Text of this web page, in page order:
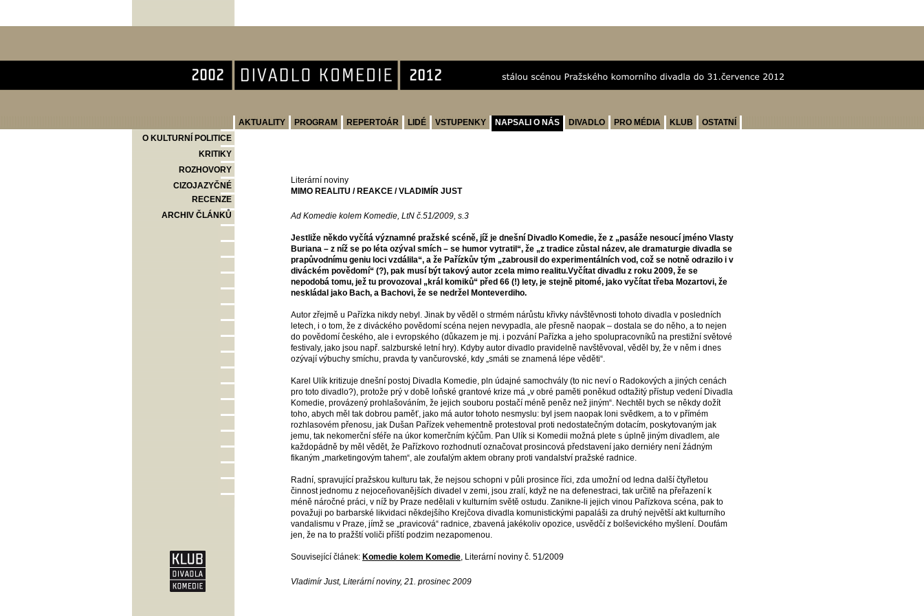
AKTUALITY PROGRAM REPERTOÁR LIDÉ VSTUPENKY NAPSALI O NÁS DIVADLO PRO MÉDIA KLUB
OSTATNÍ
O KULTURNÍ POLITICE
KRITIKY
ROZHOVORY
CIZOJAZYČNÉ
RECENZE
ARCHIV ČLÁNKŮ
Literární noviny
MIMO REALITU / REAKCE / VLADIMÍR JUST
Ad Komedie kolem Komedie, LtN č.51/2009, s.3
Jestliže někdo vyčítá významné pražské scéně, jíž je dnešní Divadlo Komedie, že z „pasáže nesoucí jméno Vlasty
Buriana – z níž se po léta ozýval smích – se humor vytratil“, že „z tradice zůstal název, ale dramaturgie divadla se
prapůvodnímu geniu loci vzdálila“, a že Pařízkův tým „zabrousil do experimentálních vod, což se notně odrazilo i v
diváckém povědomí“ (?), pak musí být takový autor zcela mimo realitu.Vyčítat divadlu z roku 2009, že se
nepodobá tomu, jež tu provozoval „král komiků“ před 66 (!) lety, je stejně pitomé, jako vyčítat třeba Mozartovi, že
neskládal jako Bach, a Bachovi, že se nedržel Monteverdiho.
Autor zřejmě u Pařízka nikdy nebyl. Jinak by věděl o strmém nárůstu křivky návštěvnosti tohoto divadla v posledních
letech, i o tom, že z diváckého povědomí scéna nejen nevypadla, ale přesně naopak – dostala se do něho, a to nejen
do povědomí českého, ale i evropského (důkazem je mj. i pozvání Pařízka a jeho spolupracovníků na prestižní světové
festivaly, jako jsou např. salzburské letní hry). Kdyby autor divadlo pravidelně navštěvoval, věděl by, že v něm i dnes
ozývají výbuchy smíchu, pravda ty vančurovské, kdy „smáti se znamená lépe věděti“.
Karel Ulík kritizuje dnešní postoj Divadla Komedie, pln údajné samochvály (to nic neví o Radokových a jiných cenách
pro toto divadlo?), protože prý v době loňské grantové krize má „v obré paměti poněkud odtažitý přístup vedení Divadla
Komedie, provázený prohlašováním, že jejich souboru postačí méně peněz než jiným“. Nechtěl bych se někdy dožít
toho, abych měl tak dobrou paměť, jako má autor tohoto nesmyslu: byl jsem naopak loni svědkem, a to v přímém
rozhlasovém přenosu, jak Dušan Pařízek vehementně protestoval proti nedostatečným dotacím, poskytovaným jak
jemu, tak nekomerční sféře na úkor komerčním kýčům. Pan Ulík si Komedii možná plete s úplně jiným divadlem, ale
každopádně by měl vědět, že Pařízkovo rozhodnutí označovat prosincová představení jako derniéry není žádným
fikaným „marketingovým tahem“, ale zoufalým aktem obrany proti vandalství pražské radnice.
Radní, spravující pražskou kulturu tak, že nejsou schopni v půli prosince říci, zda umožní od ledna další čtyřletou
činnost jednomu z nejoceňovanějších divadel v zemi, jsou zralí, když ne na defenestraci, tak určitě na přeřazení k
méně náročné práci, v níž by Praze nedělali v kulturním světě ostudu. Zanikne-li jejich vinou Pařízkova scéna, pak to
považuji po barbarské likvidaci někdejšího Krejčova divadla komunistickými papaláši za druhý největší akt kulturního
vandalismu v Praze, jímž se „pravicová“ radnice, zbavená jakékoliv opozice, usvědčí z bolševického myšlení. Doufám
jen, že na to pražští voliči příští podzim nezapomenou.
Související článek: Komedie kolem Komedie, Literární noviny č. 51/2009
Vladimír Just, Literární noviny, 21. prosinec 2009